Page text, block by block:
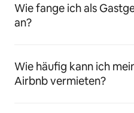
Wie fange ich als
an?
Wie häufig kann ich
Airbnb vermieten?